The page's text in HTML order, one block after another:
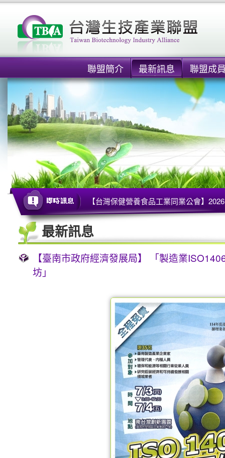
聯盟簡介 最新訊息 聯盟成
【台灣保健營養食品工業同業公會】
最新訊息
【臺南市政府經濟發展局】 「製造業
坊」